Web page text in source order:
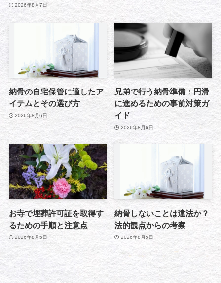
2026年8月7日
納骨の自宅保管に適したア
イテムとその選び方
2026年8月6日
兄弟で行う納骨準備：円滑
に進めるための事前対策ガ
イド
2026年8月6日
お寺で埋葬許可証を取得す
るための手順と注意点
2026年8月5日
納骨しないことは違法か？
法的観点からの考察
2026年8月5日